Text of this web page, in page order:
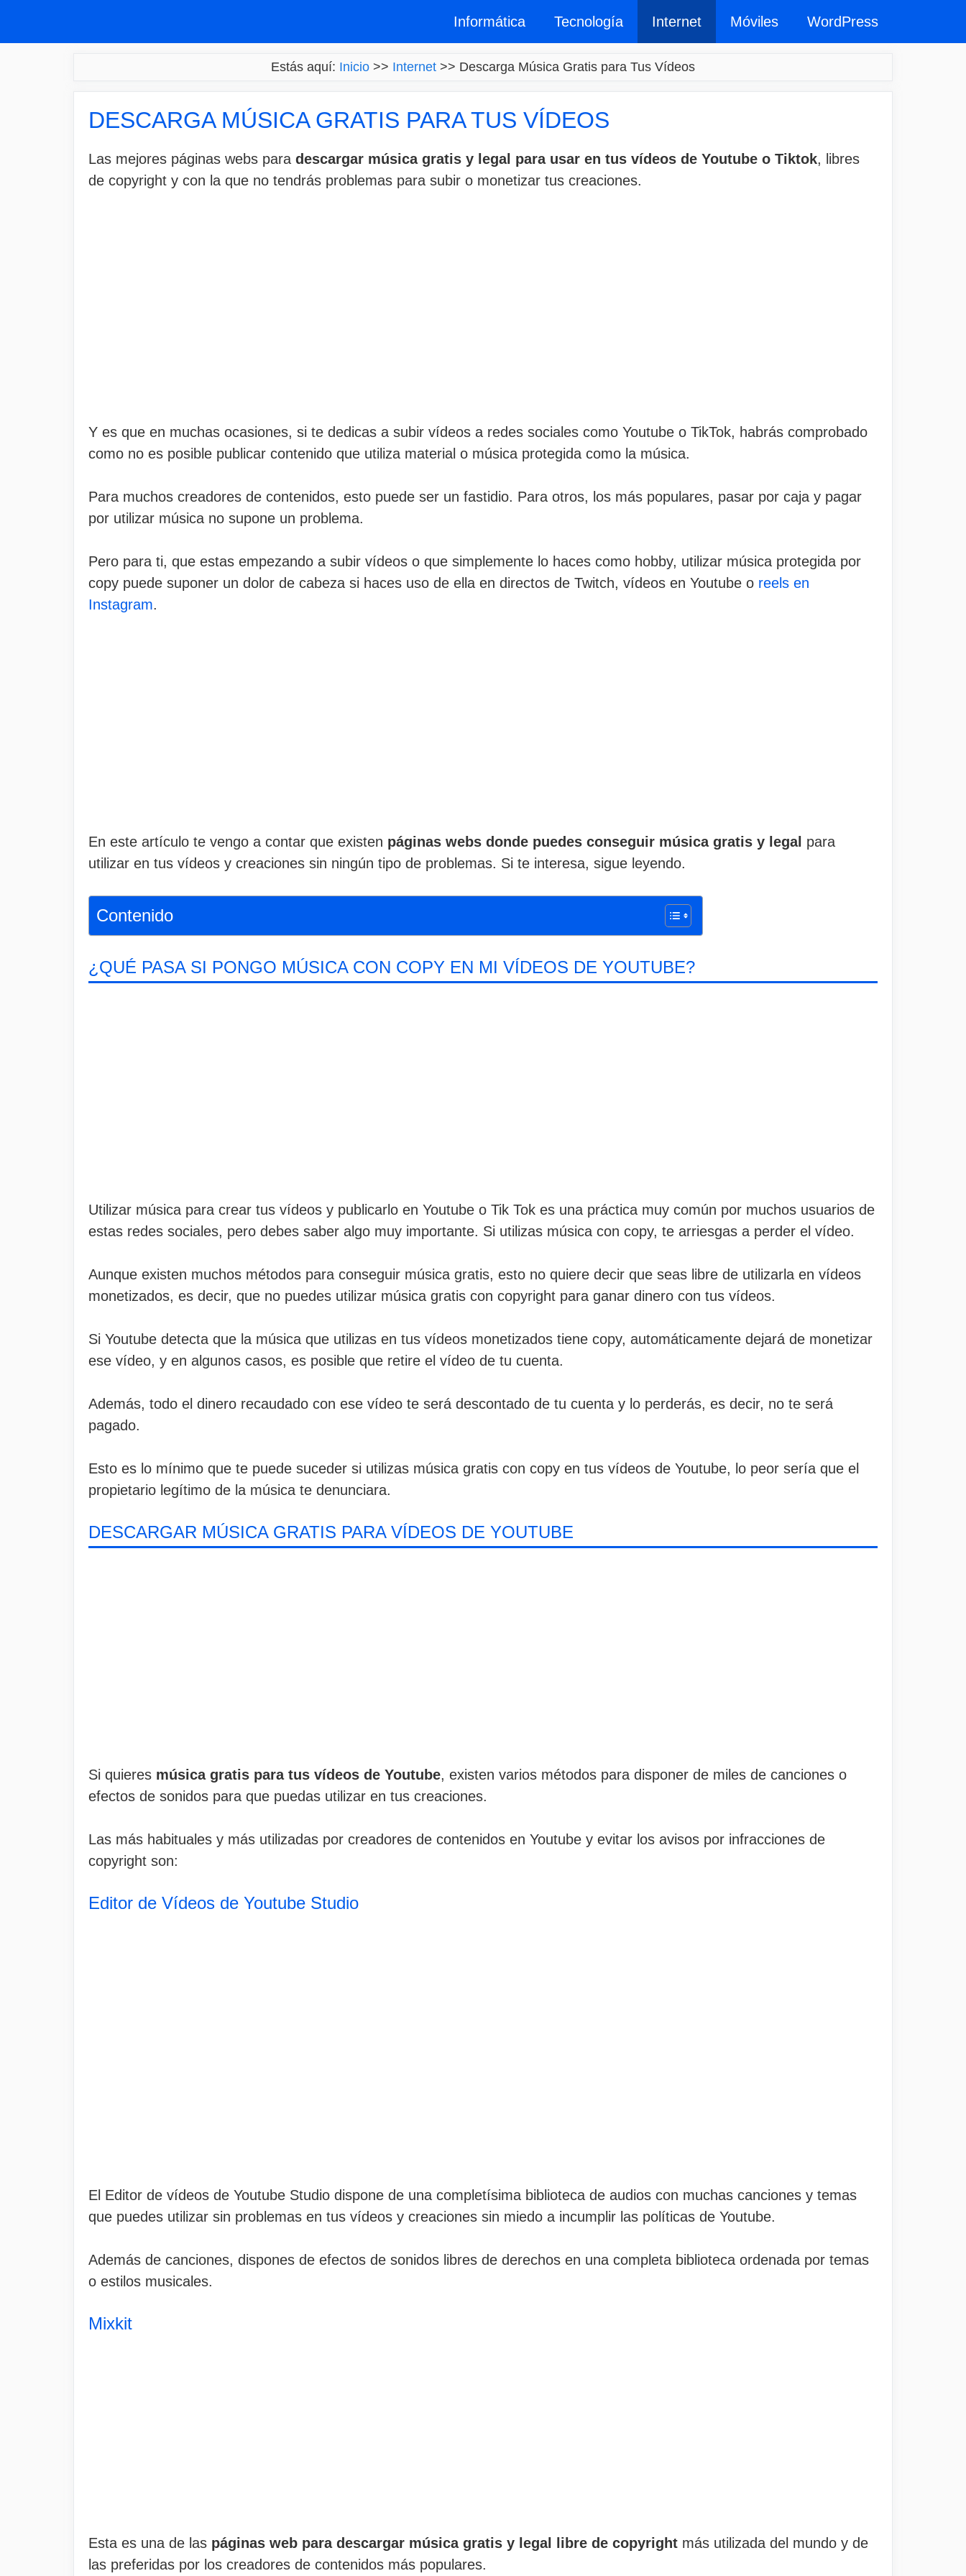
Informática Tecnología Internet Móviles WordPress
Estás aquí: Inicio >> Internet >> Descarga Música Gratis para Tus Vídeos
DESCARGA MÚSICA GRATIS PARA TUS VÍDEOS
Las mejores páginas webs para descargar música gratis y legal para usar en tus vídeos de Youtube o Tiktok, libres
de copyright y con la que no tendrás problemas para subir o monetizar tus creaciones.
Y es que en muchas ocasiones, si te dedicas a subir vídeos a redes sociales como Youtube o TikTok, habrás comprobado
como no es posible publicar contenido que utiliza material o música protegida como la música.
Para muchos creadores de contenidos, esto puede ser un fastidio. Para otros, los más populares, pasar por caja y pagar
por utilizar música no supone un problema.
Pero para ti, que estas empezando a subir vídeos o que simplemente lo haces como hobby, utilizar música protegida por
copy puede suponer un dolor de cabeza si haces uso de ella en directos de Twitch, vídeos en Youtube o reels en
Instagram.
En este artículo te vengo a contar que existen páginas webs donde puedes conseguir música gratis y legal para
utilizar en tus vídeos y creaciones sin ningún tipo de problemas. Si te interesa, sigue leyendo.
Contenido
¿QUÉ PASA SI PONGO MÚSICA CON COPY EN MI VÍDEOS DE YOUTUBE?
Utilizar música para crear tus vídeos y publicarlo en Youtube o Tik Tok es una práctica muy común por muchos usuarios de
estas redes sociales, pero debes saber algo muy importante. Si utilizas música con copy, te arriesgas a perder el vídeo.
Aunque existen muchos métodos para conseguir música gratis, esto no quiere decir que seas libre de utilizarla en vídeos
monetizados, es decir, que no puedes utilizar música gratis con copyright para ganar dinero con tus vídeos.
Si Youtube detecta que la música que utilizas en tus vídeos monetizados tiene copy, automáticamente dejará de monetizar
ese vídeo, y en algunos casos, es posible que retire el vídeo de tu cuenta.
Además, todo el dinero recaudado con ese vídeo te será descontado de tu cuenta y lo perderás, es decir, no te será
pagado.
Esto es lo mínimo que te puede suceder si utilizas música gratis con copy en tus vídeos de Youtube, lo peor sería que el
propietario legítimo de la música te denunciara.
DESCARGAR MÚSICA GRATIS PARA VÍDEOS DE YOUTUBE
Si quieres música gratis para tus vídeos de Youtube, existen varios métodos para disponer de miles de canciones o
efectos de sonidos para que puedas utilizar en tus creaciones.
Las más habituales y más utilizadas por creadores de contenidos en Youtube y evitar los avisos por infracciones de
copyright son:
Editor de Vídeos de Youtube Studio
El Editor de vídeos de Youtube Studio dispone de una completísima biblioteca de audios con muchas canciones y temas
que puedes utilizar sin problemas en tus vídeos y creaciones sin miedo a incumplir las políticas de Youtube.
Además de canciones, dispones de efectos de sonidos libres de derechos en una completa biblioteca ordenada por temas
o estilos musicales.
Mixkit
Esta es una de las páginas web para descargar música gratis y legal libre de copyright más utilizada del mundo y de
las preferidas por los creadores de contenidos más populares.